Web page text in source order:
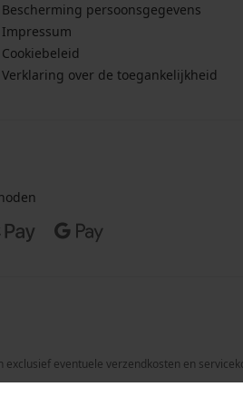
Bescherming persoonsgegevens
Impressum
Cookiebeleid
Verklaring over de toegankelijkheid
eventuele verzendkosten en